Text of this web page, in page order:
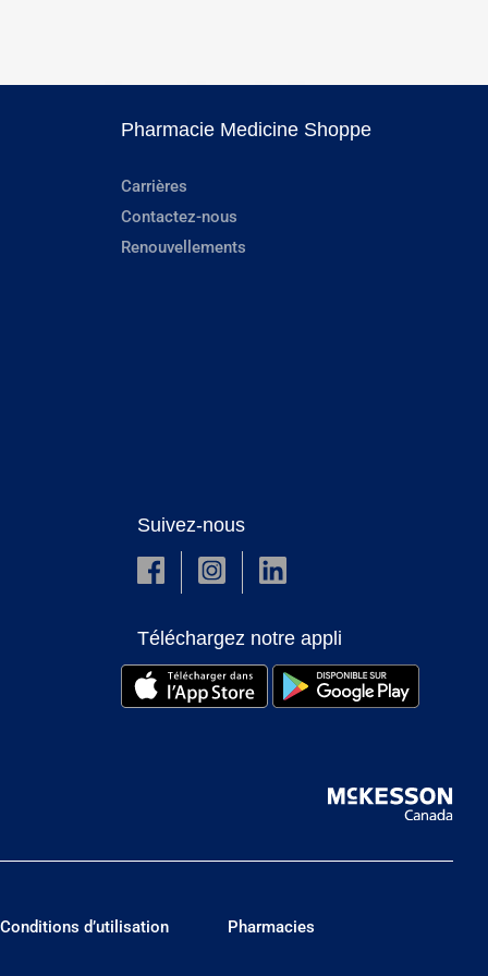
Pharmacie Medicine Shoppe
Carrières
Contactez-nous
Renouvellements
Suivez-nous
Téléchargez notre appli
Conditions d’utilisation Pharmacies